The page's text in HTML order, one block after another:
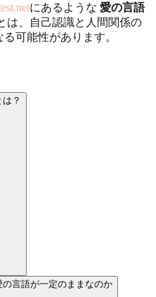
にあるような 愛の言語
は、自己認識と人間関係の
可能性があります。
？
言語が一定のままなのか